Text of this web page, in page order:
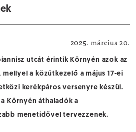
2025. március 20.
utcát érintik Környén azok az
a közútkezelő a május 17-ei
kerékpáros versenyre készül.
Környén áthaladók a
menetidővel tervezzenek.